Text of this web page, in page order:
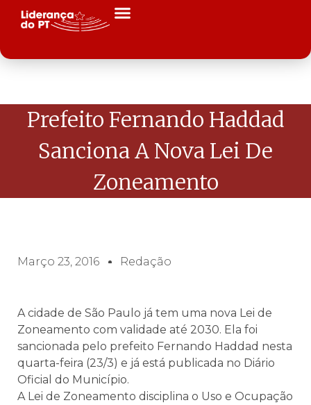
Prefeito Fernando Haddad
Sanciona A Nova Lei De
Zoneamento
Março 23, 2016 Redação
A cidade de São Paulo já tem uma nova Lei de
Zoneamento com validade até 2030. Ela foi
sancionada pelo prefeito Fernando Haddad nesta
quarta-feira (23/3) e já está publicada no Diário
Oficial do Município.
A Lei de Zoneamento disciplina o Uso e Ocupação